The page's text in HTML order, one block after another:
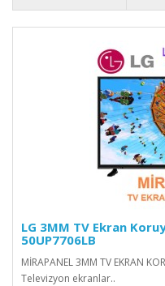
LG 3MM TV Ekran
50UP7706LB
MİRAPANEL 3MM TV EKRAN
Televizyon ekranlar..